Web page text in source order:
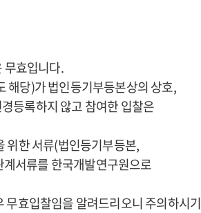
무효입니다.
해당)가 법인등기부등본상의 상호,
등록하지 않고 참여한 입찰은
위한 서류(법인등기부등본,
서류를 한국개발연구원으로
효입찰임을 알려드리오니 주의하시기